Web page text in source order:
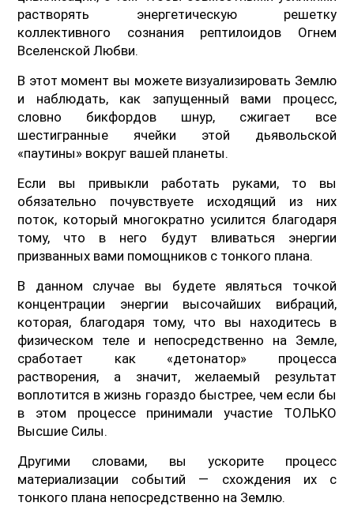
растворять энергетическую решетку
коллективного сознания рептилоидов Огнем
Вселенской Любви.
В этот момент вы можете визуализировать Землю
и наблюдать, как запущенный вами процесс,
словно бикфордов шнур, сжигает все
шестигранные ячейки этой дьявольской
«паутины» вокруг вашей планеты.
Если вы привыкли работать руками, то вы
обязательно почувствуете исходящий из них
поток, который многократно усилится благодаря
тому, что в него будут вливаться энергии
призванных вами помощников с тонкого плана.
В данном случае вы будете являться точкой
концентрации энергии высочайших вибраций,
которая, благодаря тому, что вы находитесь в
физическом теле и непосредственно на Земле,
сработает как «детонатор» процесса
растворения, а значит, желаемый результат
воплотится в жизнь гораздо быстрее, чем если бы
в этом процессе принимали участие ТОЛЬКО
Высшие Силы.
Другими словами, вы ускорите процесс
материализации событий — схождения их с
тонкого плана непосредственно на Землю.